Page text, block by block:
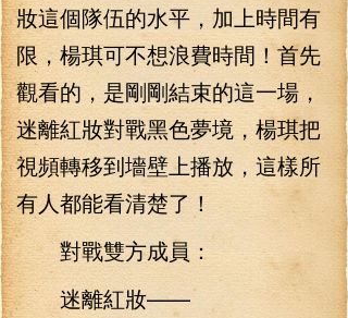
妝這個隊伍的水平，加上時間有
限，楊琪可不想浪費時間！首先
觀看的，是剛剛結束的這一場，
迷離紅妝對戰黑色夢境，楊琪把
視頻轉移到墻壁上播放，這樣所
有人都能看清楚了！
對戰雙方成員：
迷離紅妝——